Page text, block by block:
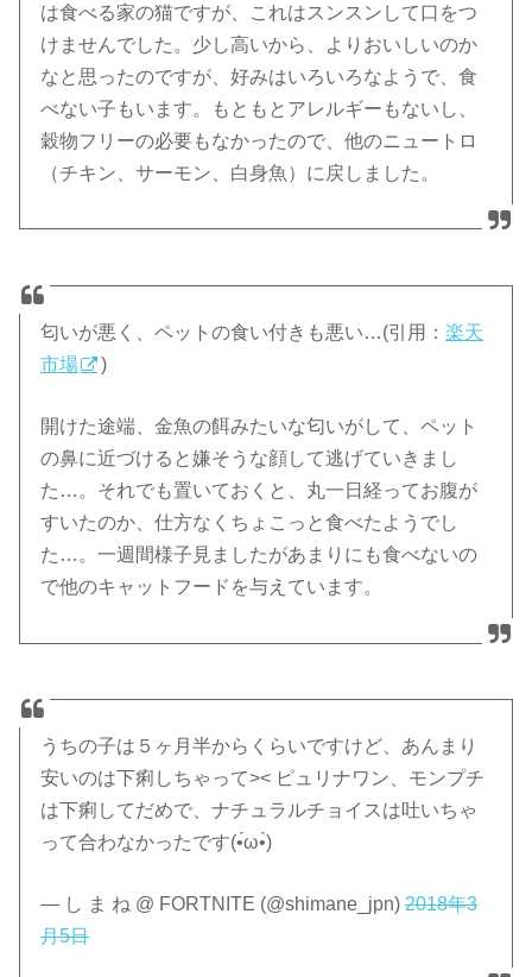
は食べる家の猫ですが、これはスンスンして口をつ
けませんでした。少し高いから、よりおいしいのか
なと思ったのですが、好みはいろいろなようで、食
べない子もいます。もともとアレルギーもないし、
穀物フリーの必要もなかったので、他のニュートロ
（チキン、サーモン、白身魚）に戻しました。
匂いが悪く、ペットの食い付きも悪い…(引用：楽天
市場
)
開けた途端、金魚の餌みたいな匂いがして、ペット
の鼻に近づけると嫌そうな顔して逃げていきまし
た…。それでも置いておくと、丸一日経ってお腹が
すいたのか、仕方なくちょこっと食べたようでし
た…。一週間様子見ましたがあまりにも食べないの
で他のキャットフードを与えています。
うちの子は５ヶ月半からくらいですけど、あんまり
安いのは下痢しちゃって>< ピュリナワン、モンプチ
は下痢してだめで、ナチュラルチョイスは吐いちゃ
って合わなかったです(•́ω•̀)
— し ま ね @ FORTNITE (@shimane_jpn)2018年3
月5日